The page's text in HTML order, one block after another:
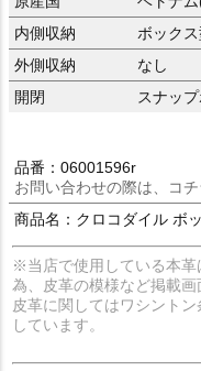
内側収納
ボック
外側収納
なし
開閉
スナッ
品番：06001596r
お問い合わせの際は、コ
商品名：クロコダイル ボ
※当店で使用している本革
為、皮革の模様など掲載
皮革に関してはワシント
しています。